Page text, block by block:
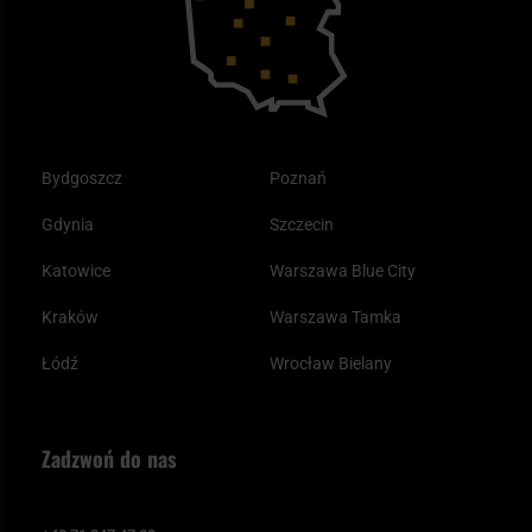
Bydgoszcz
Gdynia
Katowice
Kraków
Łódź
Poznań
Szczecin
Warszawa Blue City
Warszawa Tamka
Wrocław Bielany
Zadzwoń do nas